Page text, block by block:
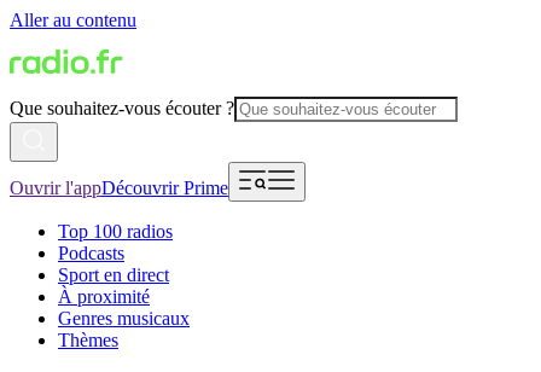
Aller au contenu
Que souhaitez-vous écouter ?
Ouvrir l'appDécouvrir Prime
Top 100 radios
Podcasts
Sport en direct
À proximité
Genres musicaux
Thèmes